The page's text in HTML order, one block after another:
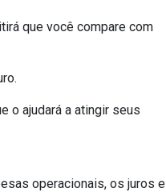
que você compare com
o ajudará a atingir seus
operacionais, os juros e